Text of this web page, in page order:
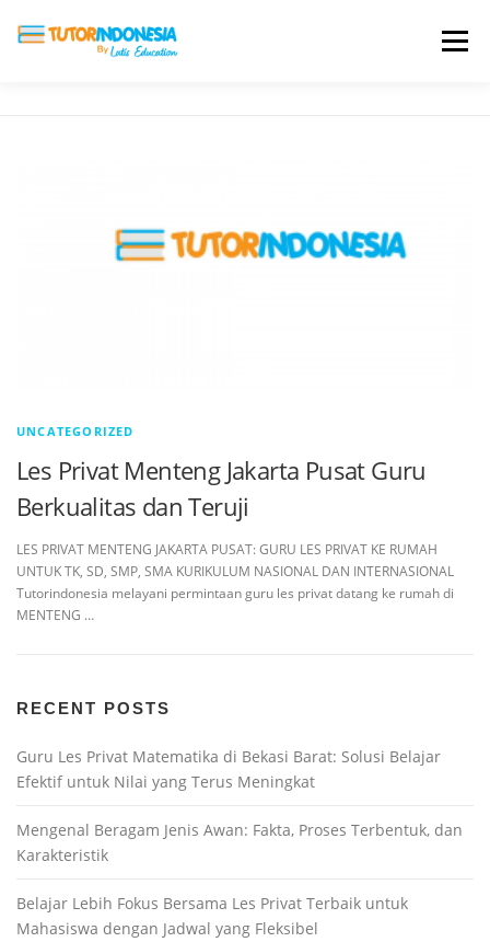
Menu
UNCATEGORIZED
Les Privat Menteng Jakarta Pusat Guru
Berkualitas dan Teruji
LES PRIVAT MENTENG JAKARTA PUSAT: GURU LES PRIVAT KE RUMAH
UNTUK TK, SD, SMP, SMA KURIKULUM NASIONAL DAN INTERNASIONAL
Tutorindonesia melayani permintaan guru les privat datang ke rumah di
MENTENG …
RECENT POSTS
Guru Les Privat Matematika di Bekasi Barat: Solusi Belajar
Efektif untuk Nilai yang Terus Meningkat
Mengenal Beragam Jenis Awan: Fakta, Proses Terbentuk, dan
Karakteristik
Belajar Lebih Fokus Bersama Les Privat Terbaik untuk
Mahasiswa dengan Jadwal yang Fleksibel